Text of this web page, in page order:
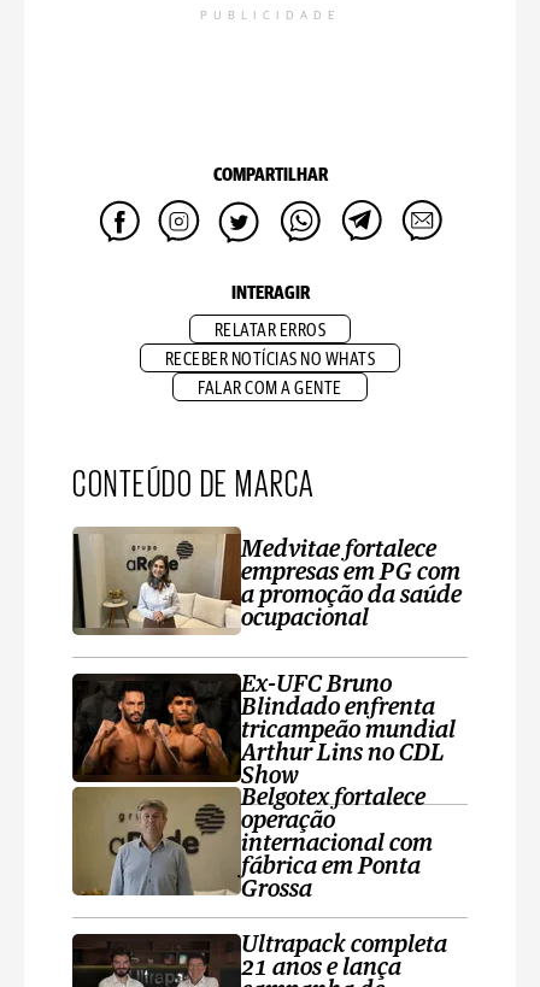
PUBLICIDADE
COMPARTILHAR
INTERAGIR
RELATAR ERROS
RECEBER NOTÍCIAS NO WHATS
FALAR COM A GENTE
CONTEÚDO DE MARCA
Medvitae fortalece
empresas em PG com
a promoção da saúde
ocupacional
Ex-UFC Bruno
Blindado enfrenta
tricampeão mundial
Arthur Lins no CDL
Show
Belgotex fortalece
operação
internacional com
fábrica em Ponta
Grossa
Ultrapack completa
21 anos e lança